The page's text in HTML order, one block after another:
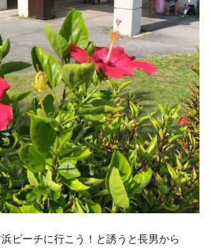
ビーチに行こう！と誘うと長男から